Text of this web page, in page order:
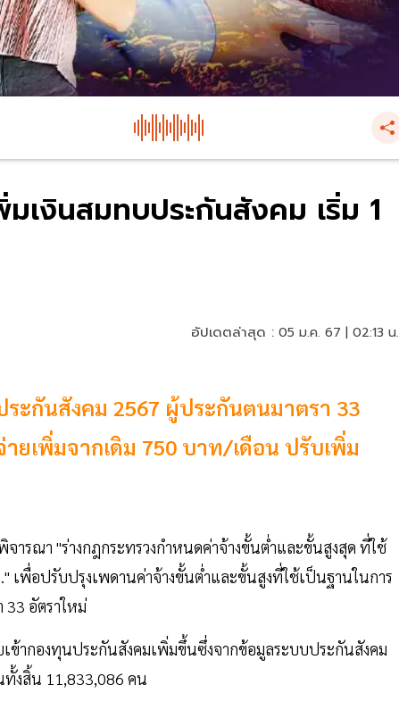
เงินสมทบประกันสังคม เริ่ม 1
อัปเดตล่าสุด : 05 ม.ค. 67 | 02:13 น.
ะกันสังคม 2567 ผู้ประกันตนมาตรา 33
ยเพิ่มจากเดิม 750 บาท/เดือน ปรับเพิ่ม
ารณา "ร่างกฎกระทรวงกำหนดค่าจ้างขั้นต่ำและขั้นสูงสุด ที่ใช้
พื่อปรับปรุงเพดานค่าจ้างขั้นต่ำและขั้นสูงที่ใช้เป็นฐานในการ
อัตราใหม่
ข้ากองทุนประกันสังคมเพิ่มขึ้นซึ่งจากข้อมูลระบบประกันสังคม
ทั้งสิ้น 11,833,086 คน